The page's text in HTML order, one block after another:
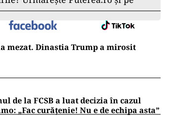
mezat. Dinastia Trump a mirosit
de la FCSB a luat decizia în cazul
„Fac curățenie! Nu e de echipa asta”